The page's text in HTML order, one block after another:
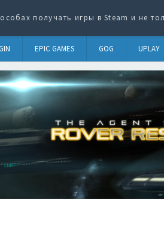
получать игры в Steam и не
EPIC GAMES GOG UPLAY